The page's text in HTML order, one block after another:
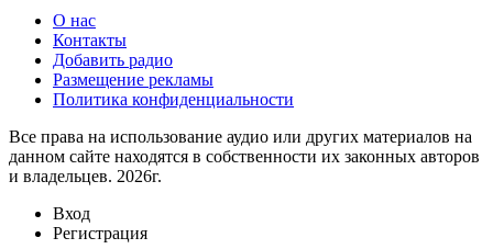
О нас
Контакты
Добавить радио
Размещение рекламы
Политика конфиденциальности
Все права на использование аудио или других материалов на
данном сайте находятся в собственности их законных авторов
и владельцев. 2026г.
Вход
Регистрация